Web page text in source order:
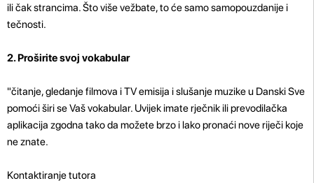
ili čak strancima. Što više vežbate, to će samo samopouzdanije i
tečnosti.
2. Proširite svoj vokabular
"čitanje, gledanje filmova i TV emisija i slušanje muzike u Danski Sve
pomoći širi se Vaš vokabular. Uvijek imate rječnik ili prevodilačka
aplikacija zgodna tako da možete brzo i lako pronaći nove riječi koje
ne znate.
Kontaktiranje tutora